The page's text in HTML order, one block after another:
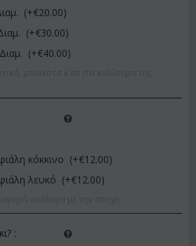
(+€20.00)
(+€30.00)
(+€40.00)
κόκκινο (+€12.00)
λευκό (+€12.00)
: